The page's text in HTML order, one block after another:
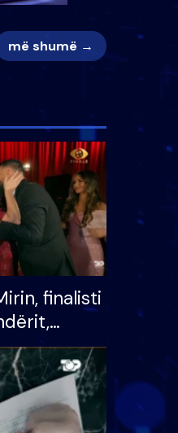
më shumë →
finalisti
divorci